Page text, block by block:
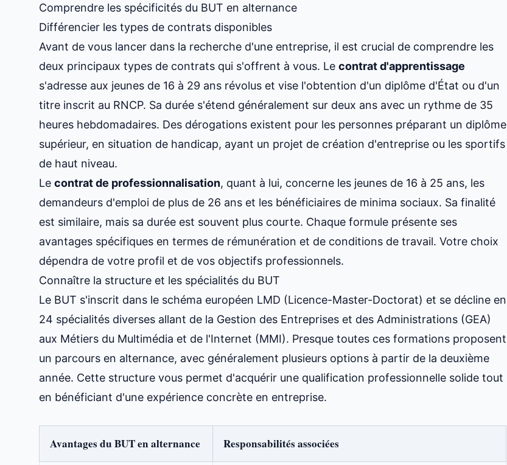
Comprendre les spécificités du BUT en alternance
Différencier les types de contrats disponibles
Avant de vous lancer dans la recherche d'une entreprise, il est crucial de comprendre les
deux principaux types de contrats qui s'offrent à vous. Le contrat d'apprentissage
s'adresse aux jeunes de 16 à 29 ans révolus et vise l'obtention d'un diplôme d'État ou d'un
titre inscrit au RNCP. Sa durée s'étend généralement sur deux ans avec un rythme de 35
heures hebdomadaires. Des dérogations existent pour les personnes préparant un diplôme
supérieur, en situation de handicap, ayant un projet de création d'entreprise ou les sportifs
de haut niveau.
Le contrat de professionnalisation, quant à lui, concerne les jeunes de 16 à 25 ans, les
demandeurs d'emploi de plus de 26 ans et les bénéficiaires de minima sociaux. Sa finalité
est similaire, mais sa durée est souvent plus courte. Chaque formule présente ses
avantages spécifiques en termes de rémunération et de conditions de travail. Votre choix
dépendra de votre profil et de vos objectifs professionnels.
Connaître la structure et les spécialités du BUT
Le BUT s'inscrit dans le schéma européen LMD (Licence-Master-Doctorat) et se décline en
24 spécialités diverses allant de la Gestion des Entreprises et des Administrations (GEA)
aux Métiers du Multimédia et de l'Internet (MMI). Presque toutes ces formations proposent
un parcours en alternance, avec généralement plusieurs options à partir de la deuxième
année. Cette structure vous permet d'acquérir une qualification professionnelle solide tout
en bénéficiant d'une expérience concrète en entreprise.
Avantages duBUT en alternance Responsabilités associées